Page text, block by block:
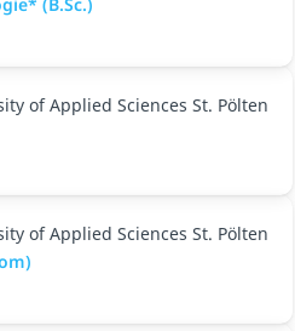
of Applied Sciences St. Pölten
of Applied Sciences St. Pölten